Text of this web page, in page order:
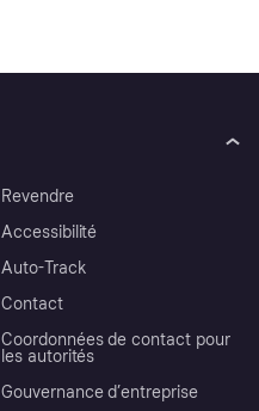
Revendre
Accessibilité
Auto-Track
Contact
Coordonnées de contact pour
les autorités
Gouvernance d’entreprise